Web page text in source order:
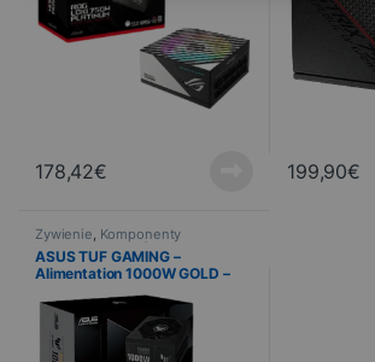
178,42€ 199,90€
Żywienie, Komponenty
komputerowe ,Informatyka
PROMOTIONS
ASUS TUF GAMING –
Alimentation 1000W GOLD –